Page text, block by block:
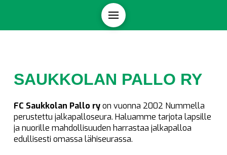
SAUKKOLAN PALLO RY
FC Saukkolan Pallo ryon vuonna 2002 Nummella
perustettu jalkapalloseura. Haluamme tarjota lapsille
ja nuorille mahdollisuuden harrastaa jalkapalloa
edullisesti omassa lähiseurassa.